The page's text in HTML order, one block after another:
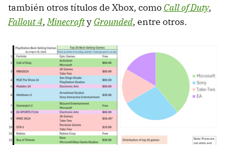
también otros títulos de Xbox, como Call of Duty,
Fallout 4,Minecrafty Grounded, entre otros.